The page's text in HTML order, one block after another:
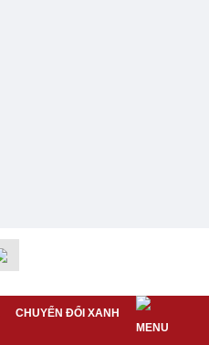
CHUYỂN ĐỔI XANH